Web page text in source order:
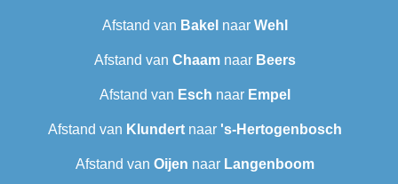
Afstand van Bakel naar Wehl
Afstand van Chaamnaar Beers
Afstand van Esch naar Empel
Afstand van Klundertnaar 's-Hertogenbosch
Afstand van Oijen naar Langenboom